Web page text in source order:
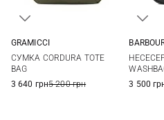
GRAMICCI
СУМКА CORDURA TOTE
BAG
3 640 грн5 200 грн
3 500